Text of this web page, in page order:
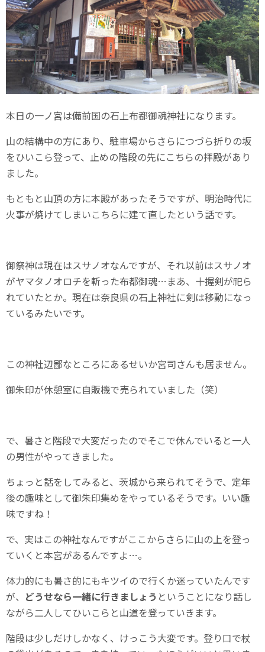
本日の一ノ宮は備前国の石上布都御魂神社になります。
山の結構中の方にあり、駐車場からさらにつづら折りの坂
をひいこら登って、止めの階段の先にこちらの拝殿があり
ました。
もともと山頂の方に本殿があったそうですが、明治時代に
火事が焼けてしまいこちらに建て直したという話です。
御祭神は現在はスサノオなんですが、それ以前はスサノオ
がヤマタノオロチを斬った布都御魂…まあ、十握剣が祀ら
れていたとか。現在は奈良県の石上神社に剣は移動になっ
ているみたいです。
この神社辺鄙なところにあるせいか宮司さんも居ません。
御朱印が休憩室に自販機で売られていました（笑）
で、暑さと階段で大変だったのでそこで休んでいると一人
の男性がやってきました。
ちょっと話をしてみると、茨城から来られてそうで、定年
後の趣味として御朱印集めをやっているそうです。いい趣
味ですね！
で、実はこの神社なんですがここからさらに山の上を登っ
ていくと本宮があるんですよ…。
体力的にも暑さ的にもキツイので行くか迷っていたんです
が、 どうせなら一緒に行きましょう ということになり話し
ながら二人してひいこらと山道を登っていきます。
階段は少しだけしかなく、けっこう大変です。登り口で杖